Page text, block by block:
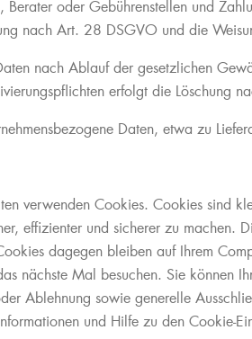
Berater oder Gebührenstellen und
nach Art. 28 DSGVO und die
nach Ablauf der gesetzlichen
erfolgt die Löschung
Daten, etwa zu
verwenden Cookies. Cookies sind
effizienter und sicherer zu machen.
dagegen bleiben auf Ihrem
nächste Mal besuchen. Sie können
Ablehnung sowie generelle
und Hilfe zu den Cookie-